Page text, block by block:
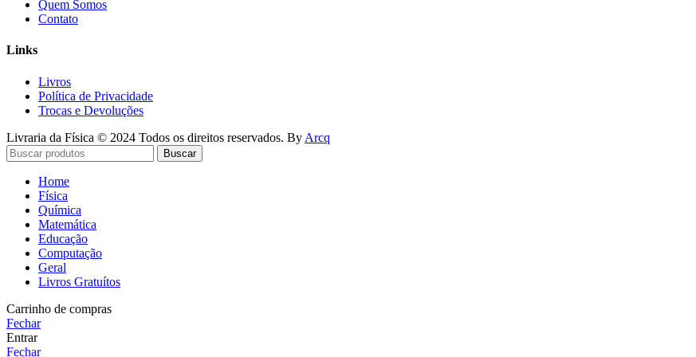
Quem Somos
Contato
Links
Livros
Política de Privacidade
Trocas e Devoluções
Livraria da Física © 2024 Todos os direitos reservados. By Arcq
Buscar
Home
Física
Química
Matemática
Educação
Computação
Geral
Livros Gratuítos
Carrinho de compras
Fechar
Entrar
Fechar